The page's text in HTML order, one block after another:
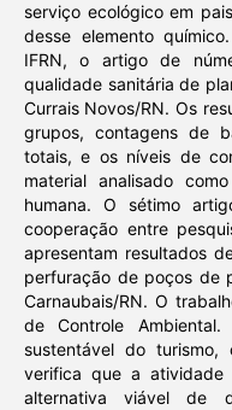
serviço ecológico em
desse elemento
IFRN, o artigo de
qualidade sanitária de
Currais Novos/RN. Os
grupos, contagens de
totais, e os níveis de
material analisado
humana. O sétimo
cooperação entre
apresentam resultados
perfuração de poços de
Carnaubais/RN. O
de Controle
sustentável do
verifica que a
alternativa viável de